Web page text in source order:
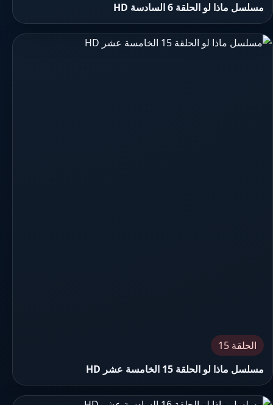
مسلسل ماذا لو الحلقة 6 السادسة HD
الحلقة 15
مسلسل ماذا لو الحلقة 15 الخامسة عشر HD